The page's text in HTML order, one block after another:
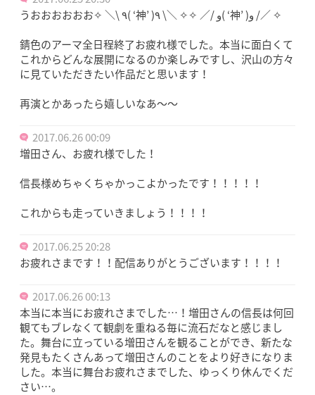
うおおおおおお✧ ＼\ ٩( ‘神’ )و /／ ✧✧ ＼\ ٩( ‘神’ )و /／ ✧
錆色のアーマ全日程終了お疲れ様でした。本当に面白くて
これからどんな展開になるのか楽しみですし、沢山の方々
に見ていただきたい作品だと思います！
再演とかあったら嬉しいなあ〜〜
2017.06.26 00:09
増田さん、お疲れ様でした！
信長様めちゃくちゃかっこよかったです！！！！！
これからも走っていきましょう！！！！
2017.06.25 20:28
お疲れさまです！！配信ありがとうございます！！！！
2017.06.26 00:13
本当に本当にお疲れさまでした…！増田さんの信長は何回
観てもブレなくて観劇を重ねる毎に流石だなと感じまし
た。舞台に立っている増田さんを観ることができ、新たな
発見もたくさんあって増田さんのことをより好きになりま
した。本当に舞台お疲れさまでした、ゆっくり休んでくだ
さい…。